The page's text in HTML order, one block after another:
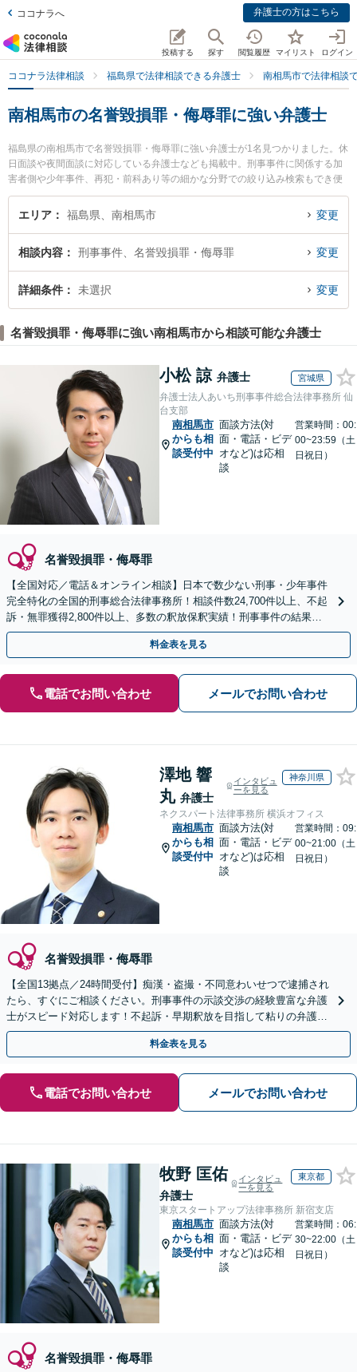
ココナラへ 弁護士の方はこちら
投稿する 探す 閲覧履歴 マイリスト ログイン
ココナラ法律相談 福島県で法律相談できる弁護士 南相馬市で法律相談
南相馬市の名誉毀損罪・侮辱罪に強い弁護士
福島県の南相馬市で名誉毀損罪・侮辱罪に強い弁護士が1名見つかりました。休
日面談や夜間面談に対応している弁護士なども掲載中。刑事事件に関係する加
害者側や少年事件、再犯・前科あり等の細かな分野での絞り込み検索もでき便
利です。特にひばり法律事務所の西山 健司弁護士のプロフィール情報や弁護士
費用、強みなどが注目されています。『南相馬市で土日や夜間に発生した名誉
で名誉毀損罪・侮辱罪を法律相談できる南相馬市内の弁護士に相談予約した
い』などでお困りの相談者さんにおすすめです。
エリア 福島県、南相馬市 変更
相談内容 刑事事件、名誉毀損罪・侮辱罪 変更
詳細条件 未選択 変更
名誉毀損罪・侮辱罪に強い南相馬市から相談可能な弁護士
小松 諒 弁護士 宮城県
弁護士法人あいち刑事事件総合法律事務所 仙
台支部
南相馬市
からも相
談受付中
面談方法(対
面・電話・ビデ
オなど)は応相
談
営業時間：00:
00~23:59（土
日祝日）
名誉毀損罪・侮辱罪
【全国対応／電話＆オンライン相談】日本で数少ない刑事・少年事件
完全特化の全国的刑事総合法律事務所！相談件数24,700件以上、不起
訴・無罪獲得2,800件以上、多数の釈放保釈実績！刑事事件の結果は
弁護士の腕次第で変わります【初回相談無料】
料金表を見る
電話でお問い合わせ メールでお問い合わせ
澤地 響
丸 弁護士
インタビュ
ーを見る
神奈川県
ネクスパート法律事務所 横浜オフィス
南相馬市
からも相
談受付中
面談方法(対
面・電話・ビデ
オなど)は応相
談
営業時間：09:
00~21:00（土
日祝日）
名誉毀損罪・侮辱罪
【全国13拠点／24時間受付】痴漢・盗撮・不同意わいせつで逮捕され
たら、すぐにご相談ください。刑事事件の示談交渉の経験豊富な弁護
士がスピード対応します！不起訴・早期釈放を目指して粘りの弁護活
動を行います。
料金表を見る
電話でお問い合わせ メールでお問い合わせ
牧野 匡佑
弁護士
インタビュ
ーを見る
東京都
東京スタートアップ法律事務所 新宿支店
南相馬市
からも相
談受付中
面談方法(対
面・電話・ビデ
オなど)は応相
談
営業時間：06:
30~22:00（土
日祝日）
名誉毀損罪・侮辱罪